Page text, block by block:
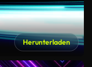
Herunterladen